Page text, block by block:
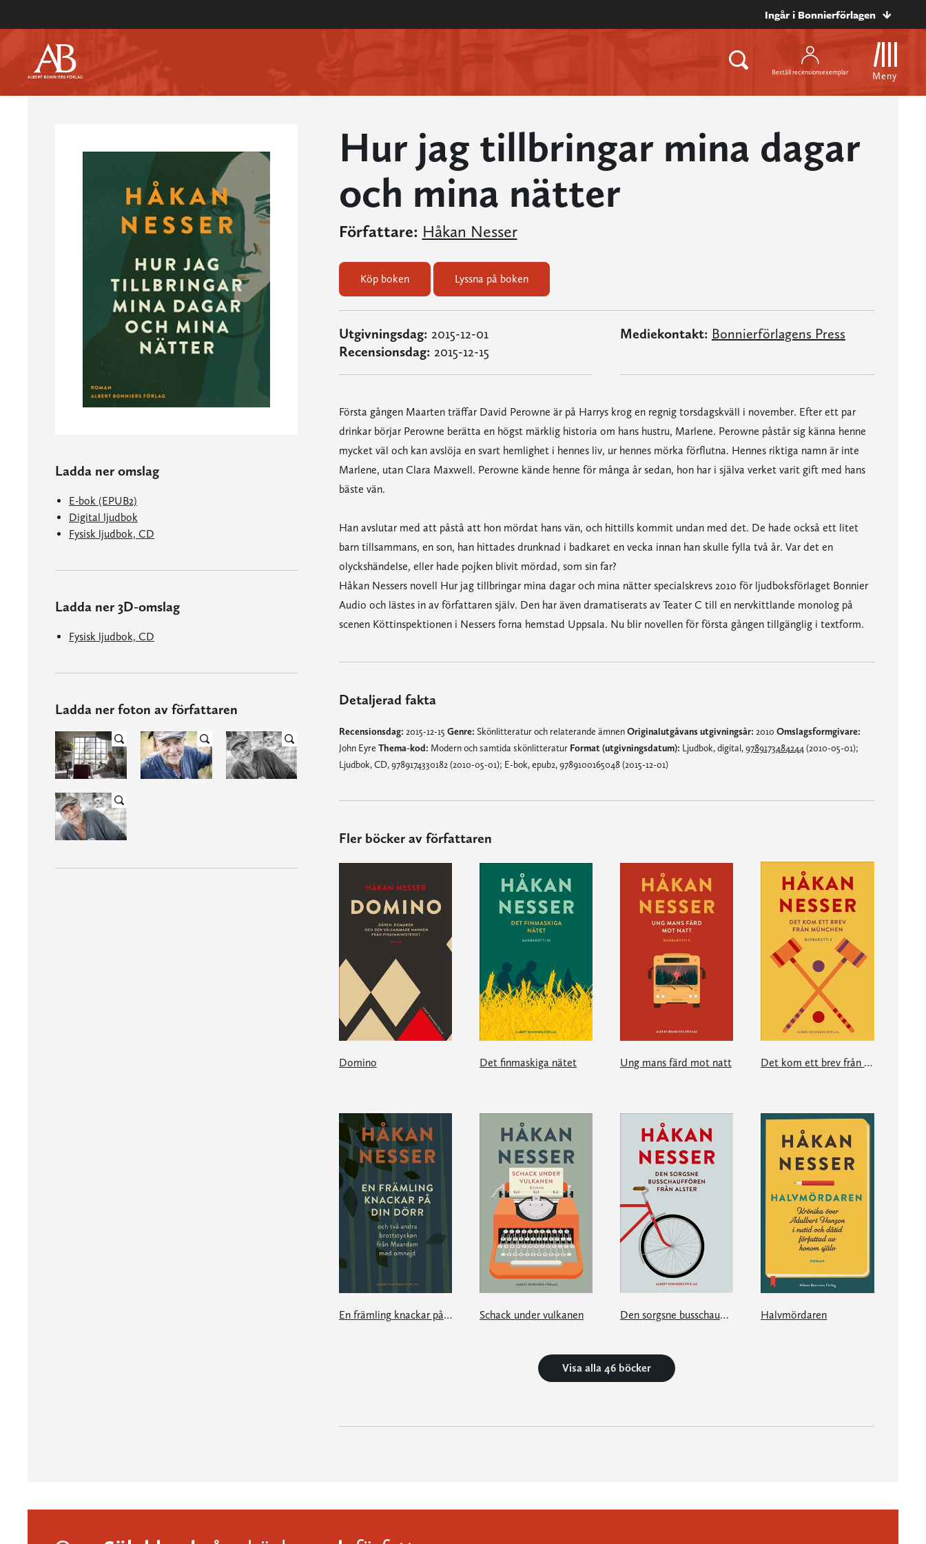
Ingår i Bonnierförlagen
Beställ recensionsexemplar Meny
Ladda ner omslag
E-bok (EPUB2)
Digital ljudbok
Fysisk ljudbok, CD
Ladda ner 3D-omslag
Fysisk ljudbok, CD
Ladda ner foton av författaren
Hur jag tillbringar mina dagar
och mina nätter
Författare: Håkan Nesser
Köp boken Lyssna på boken
Utgivningsdag: 2015-12-01
Recensionsdag: 2015-12-15
Mediekontakt: Bonnierförlagens Press
Första gången Maarten träffar David Perowne är på Harrys krog en regnig torsdagskväll i november. Efter ett par
drinkar börjar Perowne berätta en högst märklig historia om hans hustru, Marlene. Perowne påstår sig känna henne
mycket väl och kan avslöja en svart hemlighet i hennes liv, ur hennes mörka förflutna. Hennes riktiga namn är inte
Marlene, utan Clara Maxwell. Perowne kände henne för många år sedan, hon har i själva verket varit gift med hans
bäste vän.
Han avslutar med att påstå att hon mördat hans vän, och hittills kommit undan med det. De hade också ett litet
barn tillsammans, en son, han hittades drunknad i badkaret en vecka innan han skulle fylla två år. Var det en
olyckshändelse, eller hade pojken blivit mördad, som sin far?
Håkan Nessers novell Hur jag tillbringar mina dagar och mina nätter specialskrevs 2010 för ljudboksförlaget Bonnier
Audio och lästes in av författaren själv. Den har även dramatiserats av Teater C till en nervkittlande monolog på
scenen Köttinspektionen i Nessers forna hemstad Uppsala. Nu blir novellen för första gången tillgänglig i textform.
Detaljerad fakta
Recensionsdag: 2015-12-15 Genre: Skönlitteratur och relaterande ämnenOriginalutgåvans utgivningsår: 2010 Omslagsformgivare:
John Eyre Thema-kod: Modern och samtida skönlitteratur Format (utgivningsdatum): Ljudbok, digital,9789173484244 (2010-05-01);
Ljudbok, CD, 9789174330182 (2010-05-01); E-bok, epub2, 9789100165048 (2015-12-01)
Fler böcker av författaren
Domino Det finmaskiga nätet Ung mans färd mot natt Det kom ett brev från München
En främling knackar på din dörr Schack under vulkanen Den sorgsne busschauffören från Alster Halvmördaren
Visa alla 46 böcker